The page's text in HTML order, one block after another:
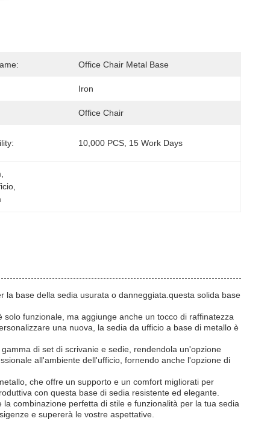
Office Chair Metal Base
Iron
Office Chair
10,000 PCS, 15 Work Days
base della sedia usurata o danneggiata.questa solida base
funzionale, ma aggiunge anche un tocco di raffinatezza
una nuova, la sedia da ufficio a base di metallo è
di set di scrivanie e sedie, rendendola un'opzione
all'ambiente dell'ufficio, fornendo anche l'opzione di
che offre un supporto e un comfort migliorati per
con questa base di sedia resistente ed elegante.
combinazione perfetta di stile e funzionalità per la tua sedia
e supererà le vostre aspettative.